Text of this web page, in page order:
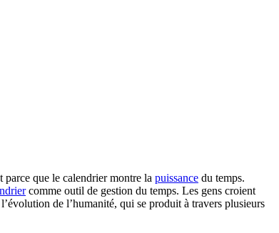
parce que le calendrier montre la puissance du temps.
comme outil de gestion du temps. Les gens croient
de l’humanité, qui se produit à travers plusieurs